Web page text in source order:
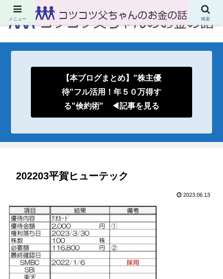
【本ブログまとめ】"株主優
待"フル活用！年５０万得す
る"倹約術" ◀記事を見る
202203平賀ヒューテック
2023.06.13
メニュー 検索